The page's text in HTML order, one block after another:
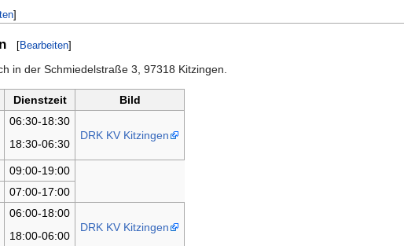
]
[Bearbeiten]
in der Schmiedelstraße 3, 97318 Kitzingen.
Dienstzeit Bild
06:30-18:30
18:30-06:30
DRK KV Kitzingen
09:00-19:00
07:00-17:00
06:00-18:00
18:00-06:00
DRK KV Kitzingen